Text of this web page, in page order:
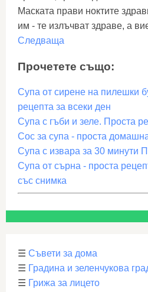
Маската прави ноктите
им - те излъчват здраве, а
Следваща
Прочетете също:
Супа от сирене на пилешки
рецепта за всеки ден
Супа с гъби и зеле. Проста
Сос за супа - проста
Супа с извара за 30 минути
Супа от сърна - проста
със снимка
☰ Съвети за дома
☰ Градина и зеленчукова
☰ Грижа за лицето